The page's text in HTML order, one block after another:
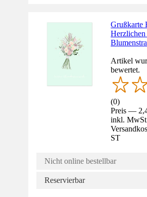
Grußkarte
Artikel
bewertet.
(0)
Preis —
inkl.
ST
Nicht online bestellbar
Reservierbar